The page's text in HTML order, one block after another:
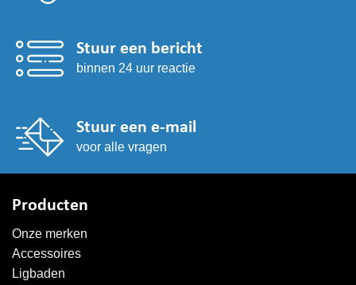
Stuur een bericht
binnen 24 uur reactie
Stuur een e-mail
voor alle vragen
Producten
Onze merken
Accessoires
Ligbaden